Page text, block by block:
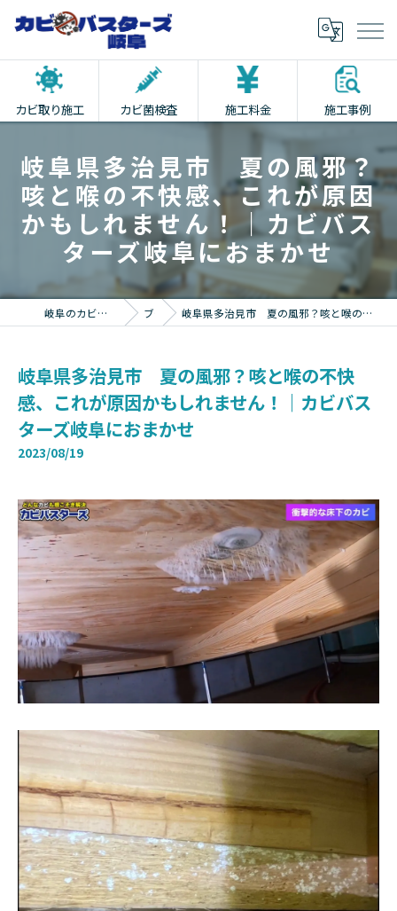
カビ取り施工 カビ菌検査 施工料金 施工事例
岐阜県多治見市 夏の風邪？
咳と喉の不快感、これが原因
かもしれません！｜カビバス
ターズ岐阜におまかせ
岐阜のカビ取りならカビバスターズ岐阜 ブログ 岐阜県多治見市 夏の風邪？咳と喉の不快感、これが原因かもしれません！｜カビバスターズ岐阜におまかせ
岐阜県多治見市 夏の風邪？咳と喉の不快
感、これが原因かもしれません！｜カビバス
ターズ岐阜におまかせ
2023/08/19